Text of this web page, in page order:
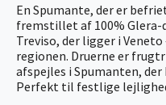
En Spumante, der er
fremstillet af 100% Glera-
Treviso, der ligger i
regionen. Druerne er
afspejles i Spumanten,
Perfekt til festlige